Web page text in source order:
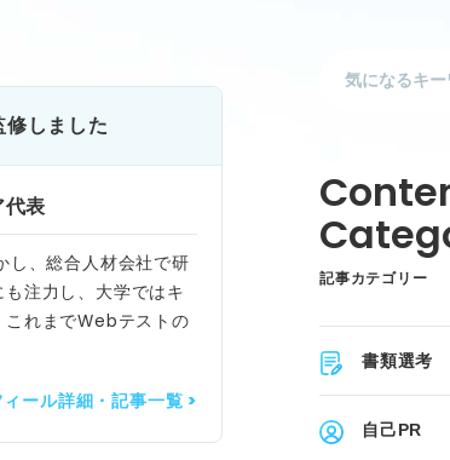
しました
表
、総合人材会社で研
注力し、大学ではキ
これまでWebテストの
ール詳細・記事一覧 >
記事カテゴリー
書類選考
自己PR